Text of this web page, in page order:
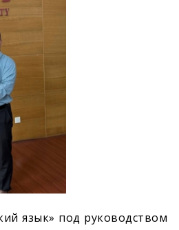
язык» под руководством